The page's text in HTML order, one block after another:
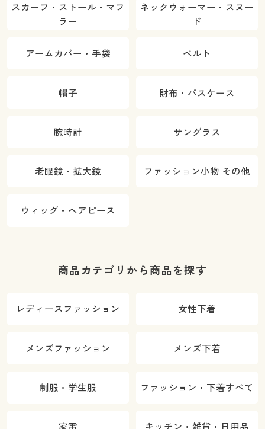
スカーフ・ストール・マフ
ラー
ネックウォーマー・スヌー
ド
アームカバー・手袋 ベルト
帽子 財布・パスケース
腕時計 サングラス
老眼鏡・拡大鏡 ファッション小物 その他
ウィッグ・ヘアピース
商品カテゴリから商品を探す
レディースファッション 女性下着
メンズファッション メンズ下着
制服・学生服 ファッション・下着すべて